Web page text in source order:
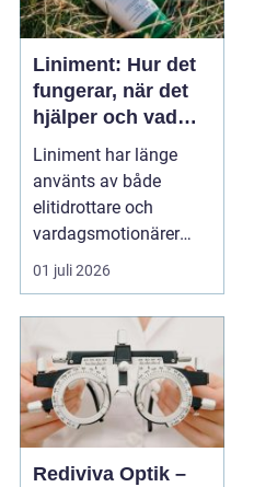
Liniment: Hur det
fungerar, när det
hjälper och vad
man bör tänka på
Liniment har länge
använts av både
elitidrottare och
vardagsmotionärer
för...
01 juli 2026
Rediviva Optik –